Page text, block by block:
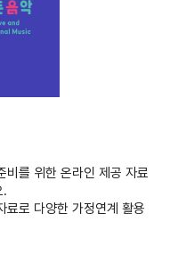
비를 위한 온라인 제공 자료
.
료로 다양한 가정연계 활용